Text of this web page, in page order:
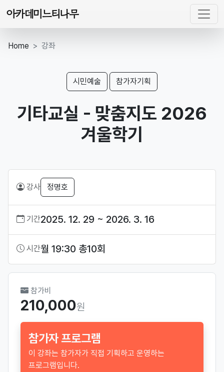
아카데미느티나무
Home 강좌
시민예술 참가자기획
기타교실 - 맞춤지도 2026
겨울학기
강사 정명호
기간2025. 12. 29 ~ 2026. 3. 16
시간월 19:30 총10회
참가비
210,000원
참가자 프로그램
이 강좌는 참가자가 직접 기획하고 운영하는
프로그램입니다.